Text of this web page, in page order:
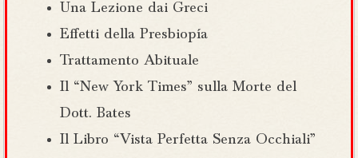
Una Lezione dai Greci
Effetti della Presbiopía
Trattamento Abituale
Il “New York Times” sulla Morte del
Dott. Bates
Il Libro “Vista Perfetta Senza Occhiali”